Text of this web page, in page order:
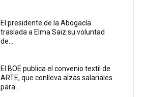
El presidente de la Abogacía
traslada a Elma Saiz su voluntad
de...
El BOE publica el convenio textil de
ARTE, que conlleva alzas salariales
para...